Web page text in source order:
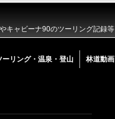
キャビーナ90のツーリング記録等
ーリング・温泉・登山 林道動画